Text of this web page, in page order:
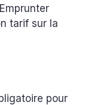
tarif sur la
pour